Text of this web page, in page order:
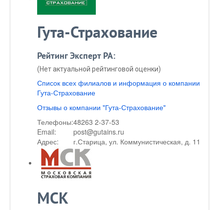
Гута-Страхование
Рейтинг Эксперт РА:
(Нет актуальной рейтинговой оценки)
Список всех филиалов и информация о компании
Гута-Страхование
Отзывы о компании "Гута-Страхование"
Телефоны:48263 2-37-53
Email:
post@gutains.ru
Адрес:
г.Старица, ул. Коммунистическая, д. 11
МСК